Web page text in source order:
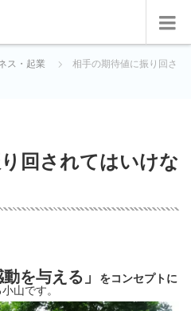
ス・起業
相手の期待値に振り回さ
回されてはいけな
動を与える」
をコンセプトに
山です。